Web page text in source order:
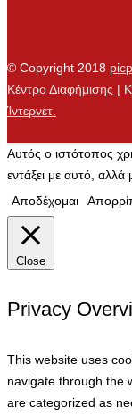
© Copyright 2018
Κέντρο Διαφήμισης |
Ίντερνετ.
Αυτός ο ιστότοπος
εντάξει με αυτό, αλλά
Αποδέχομαι
Close
Privacy
This website uses
navigate through the
are categorized as